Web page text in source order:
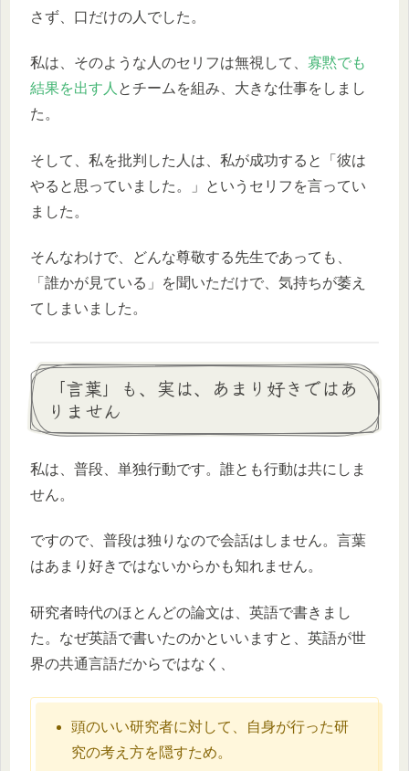
さず、口だけの人でした。
私は、そのような人のセリフは無視して、 寡黙でも
結果を出す人 とチームを組み、大きな仕事をしまし
た。
そして、私を批判した人は、私が成功すると「彼は
やると思っていました。」というセリフを言ってい
ました。
そんなわけで、どんな尊敬する先生であっても、
「誰かが見ている」を聞いただけで、気持ちが萎え
てしまいました。
「言葉」も、実は、あまり好きではあ
りません
私は、普段、単独行動です。誰とも行動は共にしま
せん。
ですので、普段は独りなので会話はしません。言葉
はあまり好きではないからかも知れません。
研究者時代のほとんどの論文は、英語で書きまし
た。なぜ英語で書いたのかといいますと、英語が世
界の共通言語だからではなく、
頭のいい研究者に対して、自身が行った研
究の考え方を隠すため。